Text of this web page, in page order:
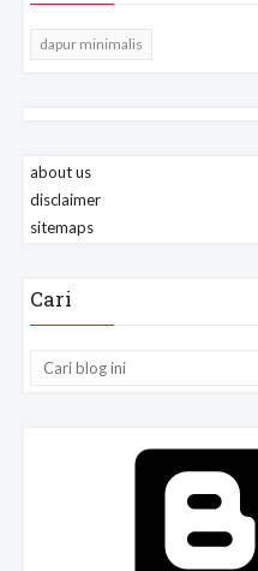
dapur minimalis
about us
disclaimer
sitemaps
Cari